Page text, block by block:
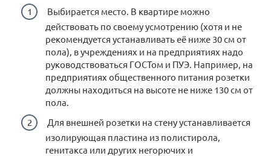
Выбирается место. В квартире можно
действовать по своему усмотрению (хотя и не
рекомендуется устанавливать её ниже 30 см от
пола), в учреждениях и на предприятиях надо
руководствоваться ГОСТом и ПУЭ. Например, на
предприятиях общественного питания розетки
должны находиться на высоте не ниже 130 см от
пола.
Для внешней розетки на стену устанавливается
изолирующая пластина из полистирола,
генитакса или других негорючих и